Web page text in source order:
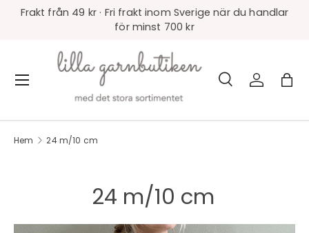
Frakt från 49 kr · Fri frakt inom Sverige när du handlar
för minst 700 kr
Sök
Produkttyp
Sök Logga in
Meny
Hem 24 m/10 cm
24 m/10 cm